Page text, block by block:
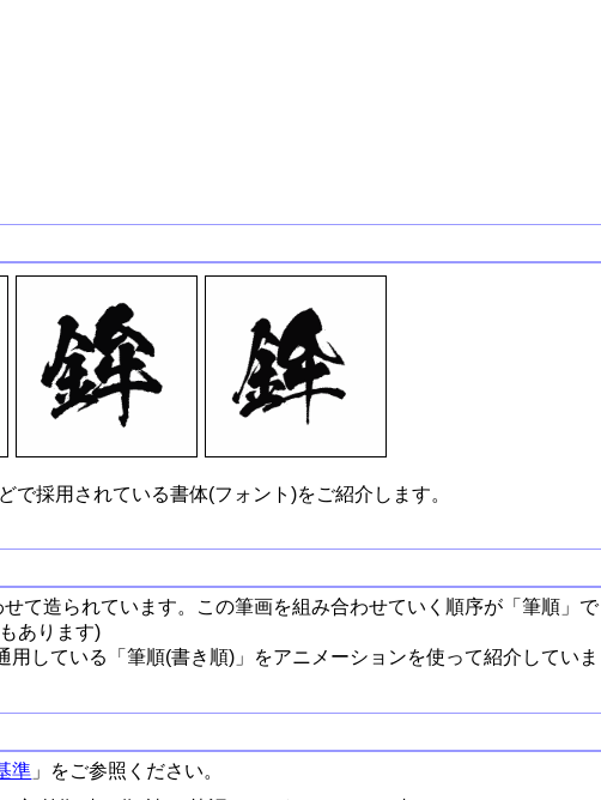
採用されている書体(フォント)をご紹介します。
せて造られています。この筆画を組み合わせていく順序が「筆順」で
あります)
している「筆順(書き順)」をアニメーションを使って紹介していま
準 」をご参照ください。